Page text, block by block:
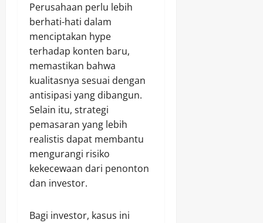
Perusahaan perlu lebih
berhati-hati dalam
menciptakan hype
terhadap konten baru,
memastikan bahwa
kualitasnya sesuai dengan
antisipasi yang dibangun.
Selain itu, strategi
pemasaran yang lebih
realistis dapat membantu
mengurangi risiko
kekecewaan dari penonton
dan investor.
Bagi investor, kasus ini